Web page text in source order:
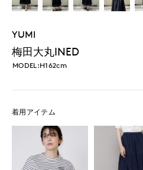
YUMI
梅田大丸INED
MODEL:H162cm
着用アイテム